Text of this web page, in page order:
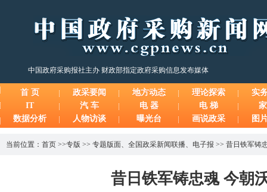
中国政府采购报社主办 财政部指定政府采购信息发布媒体
首 页 政采要闻 地方动态 理论探索
实
IT
汽 车 电 器 电 梯
数据分析
人物访谈 曝光台 画说政采 图
当前位置： 首页 >>专版 >> 专题版面、 全国政采新闻联播、 电子报 >> 昔日铁军铸
昔日铁军铸忠魂 今朝